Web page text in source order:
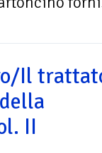
Il
II